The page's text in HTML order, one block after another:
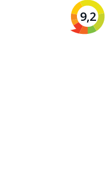
9,2